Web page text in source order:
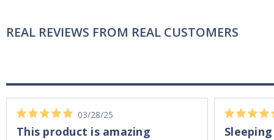
REAL REVIEWS FROM REAL CUSTOMERS
03/28/25
This product is amazing